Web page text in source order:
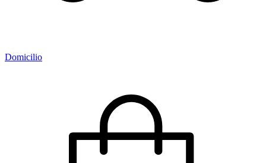
Domicilio